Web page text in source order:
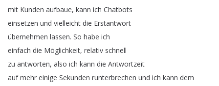
mit Kunden aufbaue, kann ich Chatbots
einsetzen und vielleicht die Erstantwort
übernehmen lassen. So habe ich
einfach die Möglichkeit, relativ schnell
zu antworten, also ich kann die Antwortzeit
auf mehr einige Sekunden runterbrechen und ich kann dem